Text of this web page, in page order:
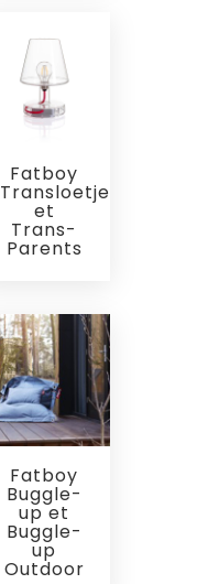
Fatboy
Transloetje
et
Trans-
Parents
Fatboy
Buggle-
up et
Buggle-
up
Outdoor